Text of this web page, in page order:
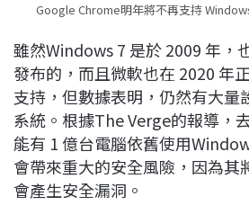
Google Chrome明年將不再支持
雖然Windows 7 是於 2009 年，
發布的，而且微軟也在 2020 年
支持，但數據表明，仍然有大量
系統。根據The Verge的報導，
能有 1 億台電腦依舊使用
會帶來重大的安全風險，因為其
會產生安全漏洞。